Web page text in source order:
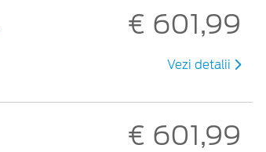
€ 601,99
Vezi detalii
€ 601,99